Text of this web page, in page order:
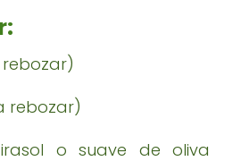
rebozar)
o suave de oliva